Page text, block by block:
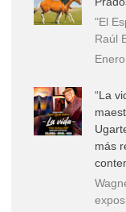
"El
Raúl
“La
más